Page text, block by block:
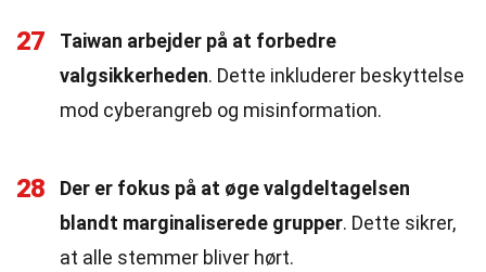
27
Taiwan arbejder på at forbedre
valgsikkerheden. Dette inkluderer beskyttelse
mod cyberangreb og misinformation.
28
Der er fokus på at øge valgdeltagelsen
blandt marginaliserede grupper. Dette sikrer,
at alle stemmer bliver hørt.